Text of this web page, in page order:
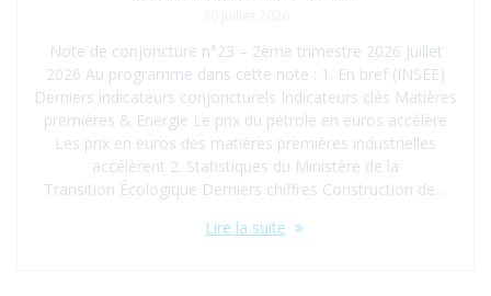
Note de conjoncture n°23 – 2ème trimestre 2026 Juillet
2026 Au programme dans cette note : 1. En bref (INSEE)
Derniers indicateurs conjoncturels Indicateurs clés Matières
premières & Energie Le prix du pétrole en euros accélère
Les prix en euros des matières premières industrielles
accélèrent 2. Statistiques du Ministère de la
Transition Écologique Derniers chiffres Construction de…
Lire la suite